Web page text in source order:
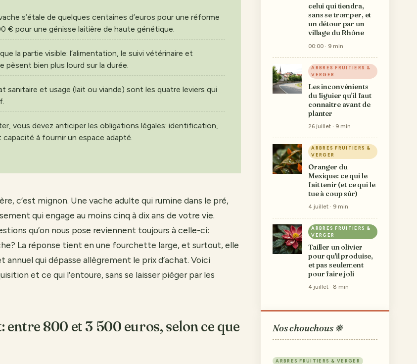
s’étale de quelques centaines d’euros pour une réforme
€ pour une génisse laitière de haute génétique.
la partie visible: l’alimentation, le suivi vétérinaire et
pèsent bien plus lourd sur la durée.
sanitaire et usage (lait ou viande) sont les quatre leviers qui
vous devez anticiper les obligations légales: identification,
à fournir un espace adapté.
c’est mignon. Une vache adulte qui rumine dans le pré,
qui engage au moins cinq à dix ans de votre vie.
qu’on nous pose reviennent toujours à celle-ci:
La réponse tient en une fourchette large, et surtout, elle
annuel qui dépasse allègrement le prix d’achat. Voici
et ce qui l’entoure, sans se laisser piéger par les
entre 800 et 3 500 euros, selon ce que
celui qui tiendra,
sans se tromper, et
un détour par un
village du Rhône
00:00 · 9 min
ARBRES FRUITIERS &
VERGER
Les inconvénients
du figuier qu’il faut
connaître avant de
planter
26 juillet · 9 min
ARBRES FRUITIERS &
VERGER
Oranger du
Mexique: ce qui le
fait tenir (et ce qui le
tue à coup sûr)
4 juillet · 9 min
ARBRES FRUITIERS &
VERGER
Tailler un olivier
pour qu'il produise,
et pas seulement
pour faire joli
4 juillet · 8 min
Nos chouchous ❋
ARBRES FRUITIERS & VERGER